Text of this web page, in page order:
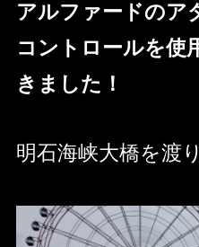
アルファードのア
コントロールを使
きました！
明石海峡大橋を渡